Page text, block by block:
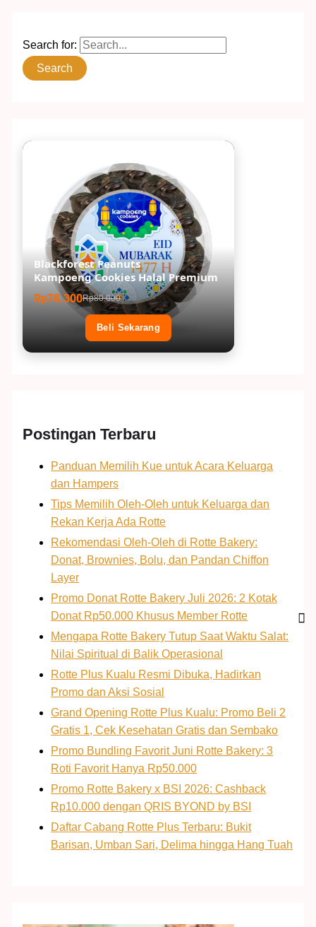
Search for:
Blackforest Peanuts
Kampoeng Cookies Halal Premium
Rp78.300Rp80.000
Beli Sekarang
Postingan Terbaru
Panduan Memilih Kue untuk Acara Keluarga
dan Hampers
Tips Memilih Oleh-Oleh untuk Keluarga dan
Rekan Kerja Ada Rotte
Rekomendasi Oleh-Oleh di Rotte Bakery:
Donat, Brownies, Bolu, dan Pandan Chiffon
Layer
Promo Donat Rotte Bakery Juli 2026: 2 Kotak
Donat Rp50.000 Khusus Member Rotte
Mengapa Rotte Bakery Tutup Saat Waktu Salat:
Nilai Spiritual di Balik Operasional
Rotte Plus Kualu Resmi Dibuka, Hadirkan
Promo dan Aksi Sosial
Grand Opening Rotte Plus Kualu: Promo Beli 2
Gratis 1, Cek Kesehatan Gratis dan Sembako
Promo Bundling Favorit Juni Rotte Bakery: 3
Roti Favorit Hanya Rp50.000
Promo Rotte Bakery x BSI 2026: Cashback
Rp10.000 dengan QRIS BYOND by BSI
Daftar Cabang Rotte Plus Terbaru: Bukit
Barisan, Umban Sari, Delima hingga Hang Tuah